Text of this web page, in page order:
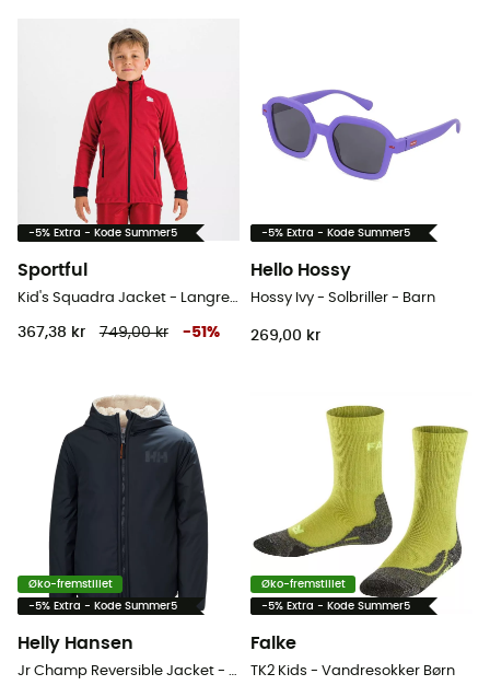
-5% Extra - Kode Summer5
Sportful
367,38 kr 749,00 kr -51 %
-5% Extra - Kode Summer5
Hello Hossy
Hossy Ivy - Solbriller - Barn
269,00 kr
Øko-fremstillet
-5% Extra - Kode Summer5
Helly Hansen
Øko-fremstillet
-5% Extra - Kode Summer5
Falke
TK2 Kids - Vandresokker Børn